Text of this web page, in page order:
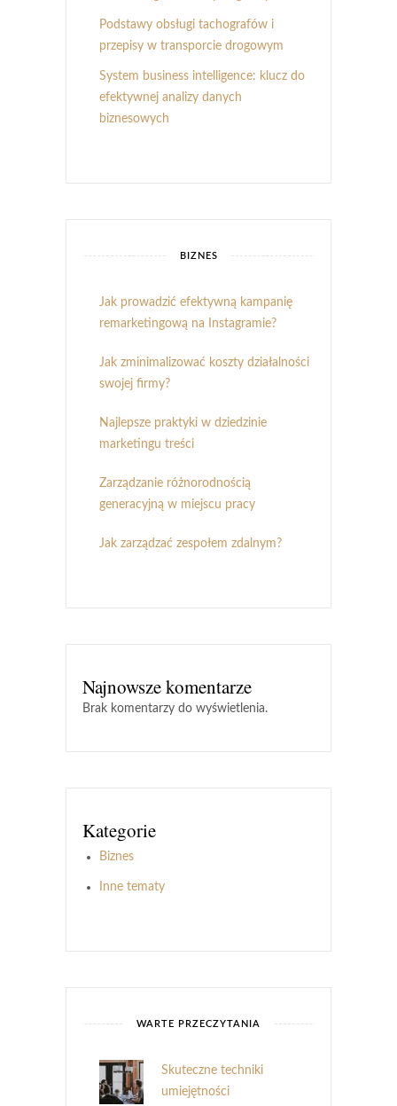
Podstawy obsługi tachografów i
przepisy w transporcie drogowym
System business intelligence: klucz do
efektywnej analizy danych
biznesowych
BIZNES
Jak prowadzić efektywną kampanię
remarketingową na Instagramie?
Jak zminimalizować koszty działalności
swojej firmy?
Najlepsze praktyki w dziedzinie
marketingu treści
Zarządzanie różnorodnością
generacyjną w miejscu pracy
Jak zarządzać zespołem zdalnym?
Najnowsze komentarze
Brak komentarzy do wyświetlenia.
Kategorie
Biznes
Inne tematy
WARTE PRZECZYTANIA
Skuteczne techniki
umiejętności